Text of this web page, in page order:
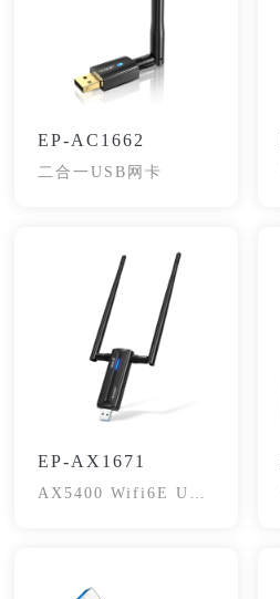
EP-AC1662
二合一USB网卡
EP-AX1671
AX5400 Wifi6E USB